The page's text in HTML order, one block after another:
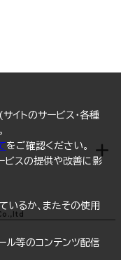
まとめて資料請求
イトのサービス・各種
をご確認ください。
ビスの提供や改善に影
いるか、またその使用
ル等のコンテンツ配信